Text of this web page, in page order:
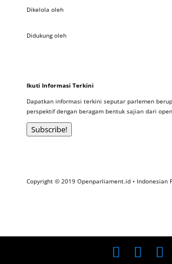
Dikelola oleh
Didukung oleh
Ikuti Informasi Terkini
Dapatkan informasi terkini seputar parlemen
perspektif dengan beragam bentuk sajian dari
Subscribe!
Copyright © 2019 Openparliament.id • Indonesian